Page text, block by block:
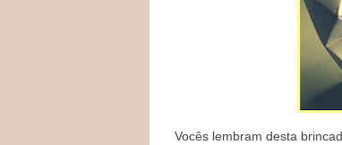
Vocês lembram desta